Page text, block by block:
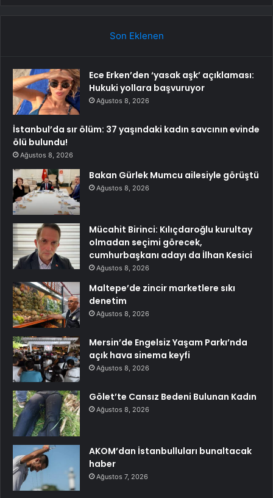
Son Eklenen
Ece Erken’den ‘yasak aşk’ açıklaması:
Hukuki yollara başvuruyor
Ağustos 8, 2026
İstanbul’da sır ölüm: 37 yaşındaki kadın savcının evinde
ölü bulundu!
Ağustos 8, 2026
Bakan Gürlek Mumcu ailesiyle görüştü
Ağustos 8, 2026
Mücahit Birinci: Kılıçdaroğlu kurultay
olmadan seçimi görecek,
cumhurbaşkanı adayı da İlhan Kesici
Ağustos 8, 2026
Maltepe’de zincir marketlere sıkı
denetim
Ağustos 8, 2026
Mersin’de Engelsiz Yaşam Parkı’nda
açık hava sinema keyfi
Ağustos 8, 2026
Gölet’te Cansız Bedeni Bulunan Kadın
Ağustos 8, 2026
AKOM’dan İstanbulluları bunaltacak
haber
Ağustos 7, 2026